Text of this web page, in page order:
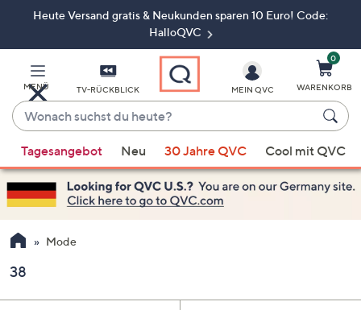
ZumHeute Versand gratis & Neukunden sparen 10 Euro! Code:
HalloQVC
MENÜ TV-RÜCKBLICK
Wonach
suchst
du
heute?
Vorschläge
verfügbar
sind,
verwenden
Sie
Pfeiltasten
nach
MEIN QVC
0
WARENKORB
Tagesangebot Neu 30 Jahre QVC Cool mit QVC
Mode
38